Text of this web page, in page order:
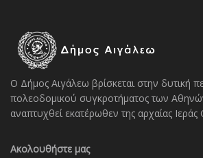
Ο Δήμος Αιγάλεω βρίσκεται στην δυτική
πολεοδομικού συγκροτήματος των
αναπτυχθεί εκατέρωθεν της αρχαίας
Ακολουθήστε μας